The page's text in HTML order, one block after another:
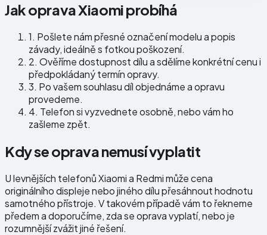
Jak oprava Xiaomi probíhá
1. Pošlete nám přesné označení modelu a popis
závady, ideálně s fotkou poškození.
2. Ověříme dostupnost dílu a sdělíme konkrétní cenu i
předpokládaný termín opravy.
3. Po vašem souhlasu díl objednáme a opravu
provedeme.
4. Telefon si vyzvednete osobně, nebo vám ho
zašleme zpět.
Kdy se oprava nemusí vyplatit
U levnějších telefonů Xiaomi a Redmi může cena
originálního displeje nebo jiného dílu přesáhnout hodnotu
samotného přístroje. V takovém případě vám to řekneme
předem a doporučíme, zda se oprava vyplatí, nebo je
rozumnější zvážit jiné řešení.